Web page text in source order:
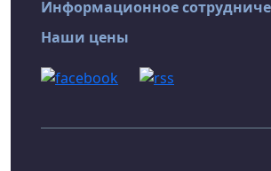
Информационное
Наши цены